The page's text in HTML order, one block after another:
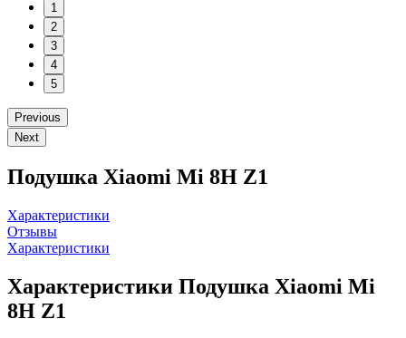
1
2
3
4
5
Previous
Next
Подушка Xiaomi Mi 8H Z1
Характеристики
Отзывы
Характеристики
Характеристики Подушка Xiaomi Mi
8H Z1